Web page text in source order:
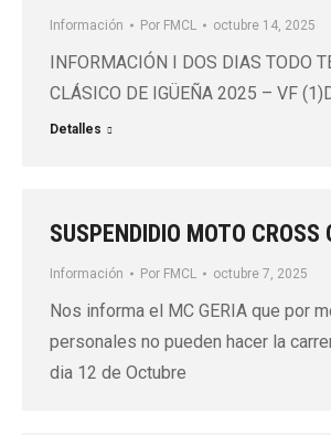
Información Por FMCL octubre 14, 2025
INFORMACIÓN I DOS DIAS TODO
CLÁSICO DE IGÜEÑA 2025 – VF
Detalles
SUSPENDIDIO MOTO CROSS
Información Por FMCL octubre 7, 2025
Nos informa el MC GERIA que por
personales no pueden hacer la
dia 12 de Octubre